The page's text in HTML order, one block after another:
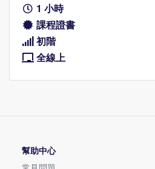
1 小時
課程證書
初階
全線上
幫助中心